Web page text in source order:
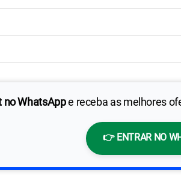
no WhatsAppe receba as melhores
👉 ENTRAR NO